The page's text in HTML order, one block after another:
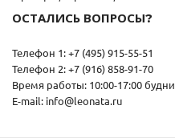
ОСТАЛИСЬ ВОПРОСЫ?
Телефон 1: +7 (495) 915-55-51
Телефон 2: +7 (916) 858-91-70
Время работы: 10:00-17:00 будни
E-mail: info@leonata.ru